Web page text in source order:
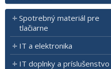
Spotrebný materiál pre
tlačiarne
IT a elektronika
IT doplnky a príslušenstvo